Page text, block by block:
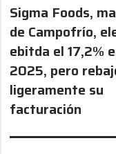
Sigma Foods,
de Campofrío,
ebitda el 17,2%
2025, pero
ligeramente su
facturación